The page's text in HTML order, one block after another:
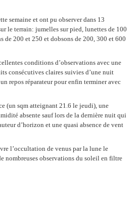
semaine et ont pu observer dans 13
le terrain: jumelles sur pied, lunettes de 100
de 200 et 250 et dobsons de 200, 300 et 600
conditions d’observations avec une
consécutives claires suivies d’une nuit
repos réparateur pour enfin terminer avec
(un sqm atteignant 21.6 le jeudi), une
absente sauf lors de la dernière nuit qui
d’horizon et une quasi absence de vent
l’occultation de venus par la lune le
nombreuses observations du soleil en filtre